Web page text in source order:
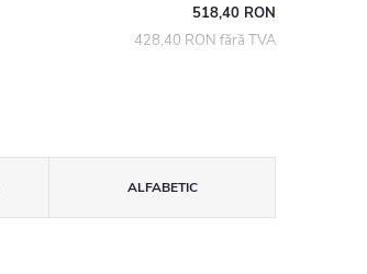
518,40 RON
428,40 RON fără TVA
ALFABETIC